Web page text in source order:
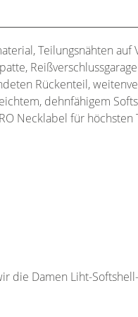
Teilungsnähten auf
Rückenteil,
dehnfähigem
Necklabel für
die Damen Liht-